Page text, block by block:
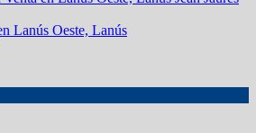
Lanús Oeste, Lanús